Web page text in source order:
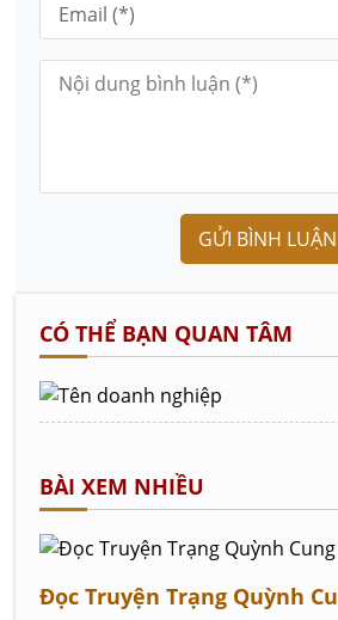
GỬI BÌNH LUẬN
CÓ THỂ BẠN QUAN TÂM
BÀI XEM NHIỀU
Đọc Truyện Trạng Quỳnh